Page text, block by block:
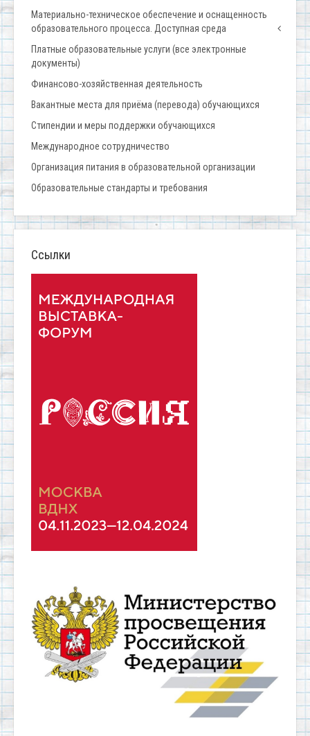
Материально-техническое обеспечение и оснащенность
образовательного процесса. Доступная среда
Платные образовательные услуги (все электронные
документы)
Финансово-хозяйственная деятельность
Вакантные места для приёма (перевода) обучающихся
Стипендии и меры поддержки обучающихся
Международное сотрудничество
Организация питания в образовательной организации
Образовательные стандарты и требования
Ссылки